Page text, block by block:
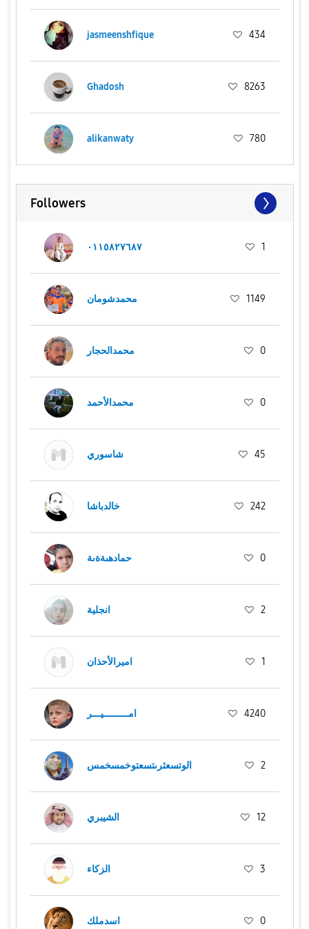
jasmeenshfique 434
Ghadosh 8263
alikanwaty 780
Followers
٠١١٥٨٢٧٦٨٧ 1
محمدشومان 1149
محمدالحجار 0
محمدالأحمد 0
شاسوري 45
خالدباشا 242
حمادهىةةىة 0
انجلية 2
اميرالأحذان 1
امـــــــــيـــر 4240
الوتسعثرىتسعتوخمسخمس 2
الشيبري 12
الزكاء 3
اسدملك 0